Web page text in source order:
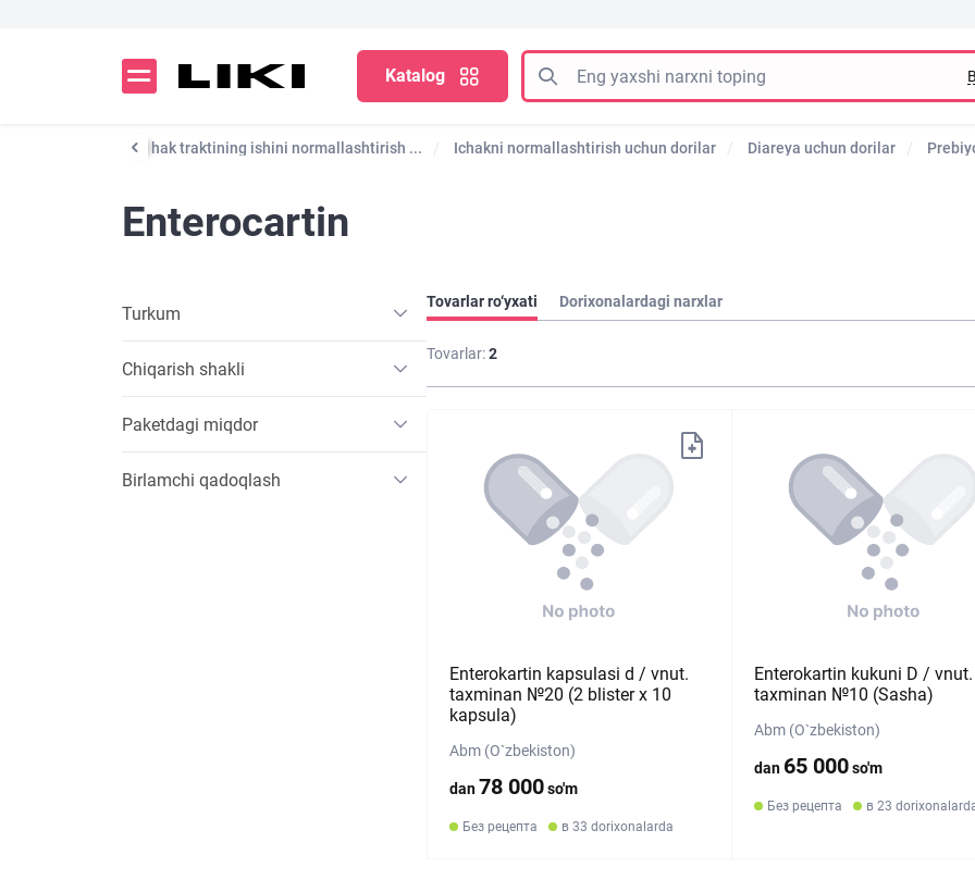
Katalog
Oshqozon-ichak traktining ishini normallashtirish ... Ichakni normallashtirish uchun dorilar Diareya uchun dorilar
Enterocartin
Turkum
Chiqarish shakli
Paketdagi miqdor
Birlamchi qadoqlash
Tovarlar ro‘yxati Dorixonalardagi narxlar
Tovarlar:2
Enterokartin kapsulasi d / vnut.
taxminan №20 (2 blister х 10
kapsula)
Abm (O`zbekiston)
dan78 000so'm
Без рецепта в 33 dorixonalarda
Enterokartin kukuni D / vnut.
taxminan №10 (Sasha)
Abm (O`zbekiston)
dan 65 000so'm
Без рецепта в 23